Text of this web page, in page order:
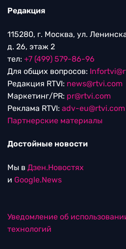
Редакция
115280, г. Москва, ул.
д. 26, этаж 2
тел: +7 (499) 579-86-96
Для общих вопросов:
Редакция RTVI: news@rtvi.com
Маркетинг/PR: pr@rtvi.com
Реклама RTVI: adv-eu@rtvi.com
Партнерские материалы
Достойные новости
Мы в Дзен.Новостях
и Google.News
Уведомление об
технологий